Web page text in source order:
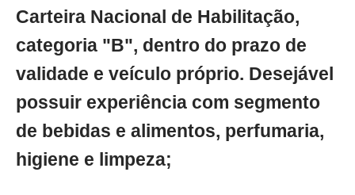
Carteira Nacional de Habilitação,
categoria "B", dentro do prazo de
validade e veículo próprio. Desejável
possuir experiência com segmento
de bebidas e alimentos, perfumaria,
higiene e limpeza;